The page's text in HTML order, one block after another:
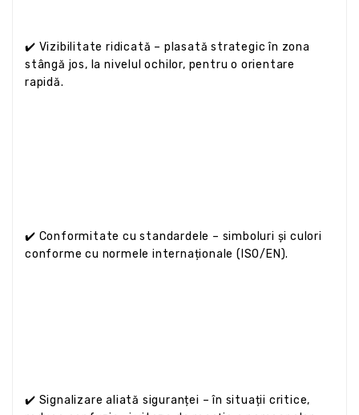
✔️ Vizibilitate ridicată – plasată strategic în zona
stângă jos, la nivelul ochilor, pentru o orientare
rapidă.
✔️ Conformitate cu standardele – simboluri și culori
conforme cu normele internaționale (ISO/EN).
✔️ Signalizare aliată siguranței – în situații critice,